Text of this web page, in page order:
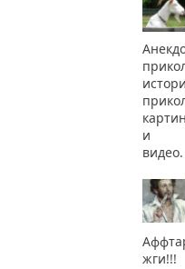
и
видео.
жги!!!